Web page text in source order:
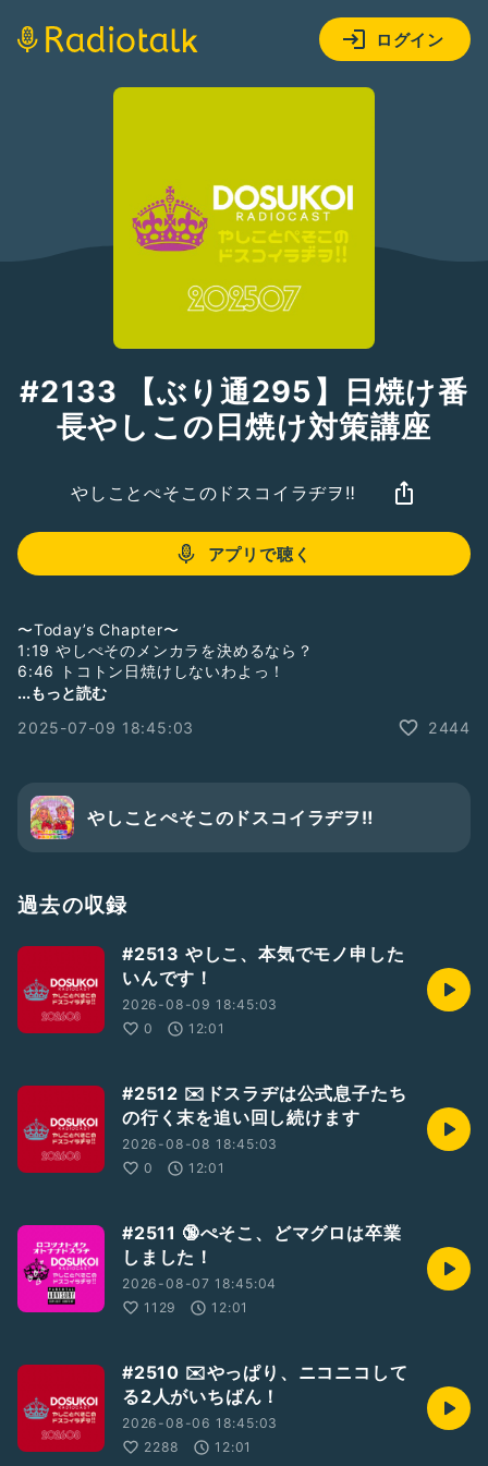
ログイン
#2133 【ぶり通295】日焼け番
長やしこの日焼け対策講座
やしことぺそこのドスコイラヂヲ‼︎
アプリで聴く
〜Today’s Chapter〜
1:19 やしぺそのメンカラを決めるなら？
6:46 トコトン日焼けしないわよっ！
Radiotalk以外のプラットフォームからのドスラヂへの質問、
ソロラヂも極稀に配信中♡
☆ぺそどコ→
☆25/7/4収録
#2人組 #LGBTQ+ #GayTalker
#パーキング収録 #ぶりっ子倶楽部 #ぶりっ子通信
#おたよりドスラヂ
#荒山セントラル郵便局
...もっと読む
2025-07-09 18:45:03
2444
やしことぺそこのドスコイラヂヲ‼︎
過去の収録
#2513 やしこ、本気でモノ申した
いんです！
2026-08-09 18:45:03
0
12:01
#2512 ✉️ドスラヂは公式息子たち
の行く末を追い回し続けます
2026-08-08 18:45:03
0
12:01
#2511 🔞ぺそこ、どマグロは卒業
しました！
2026-08-07 18:45:04
1129
12:01
#2510 ✉️やっぱり、ニコニコして
る2人がいちばん！
2026-08-06 18:45:03
2288
12:01